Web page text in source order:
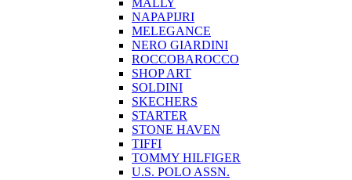
MALLY
NAPAPIJRI
MELEGANCE
NERO GIARDINI
ROCCOBAROCCO
SHOP ART
SOLDINI
SKECHERS
STARTER
STONE HAVEN
TIFFI
TOMMY HILFIGER
U.S. POLO ASSN.